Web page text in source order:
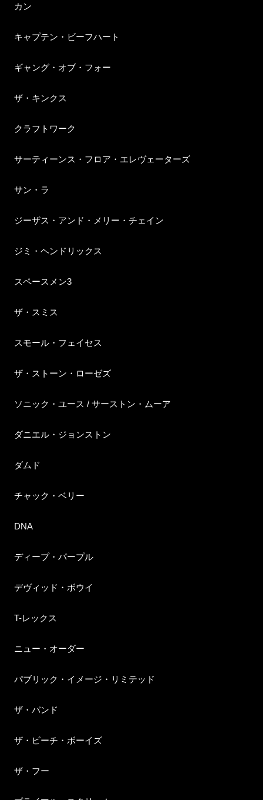
カン
キャプテン・ビーフハート
ギャング・オブ・フォー
ザ・キンクス
クラフトワーク
サーティーンス・フロア・エレヴェーターズ
サン・ラ
ジーザス・アンド・メリー・チェイン
ジミ・ヘンドリックス
スペースメン3
ザ・スミス
スモール・フェイセス
ザ・ストーン・ローゼズ
ソニック・ユース / サーストン・ムーア
ダニエル・ジョンストン
ダムド
チャック・ベリー
DNA
ディープ・パープル
デヴィッド・ボウイ
T-レックス
ニュー・オーダー
パブリック・イメージ・リミテッド
ザ・バンド
ザ・ビーチ・ボーイズ
ザ・フー